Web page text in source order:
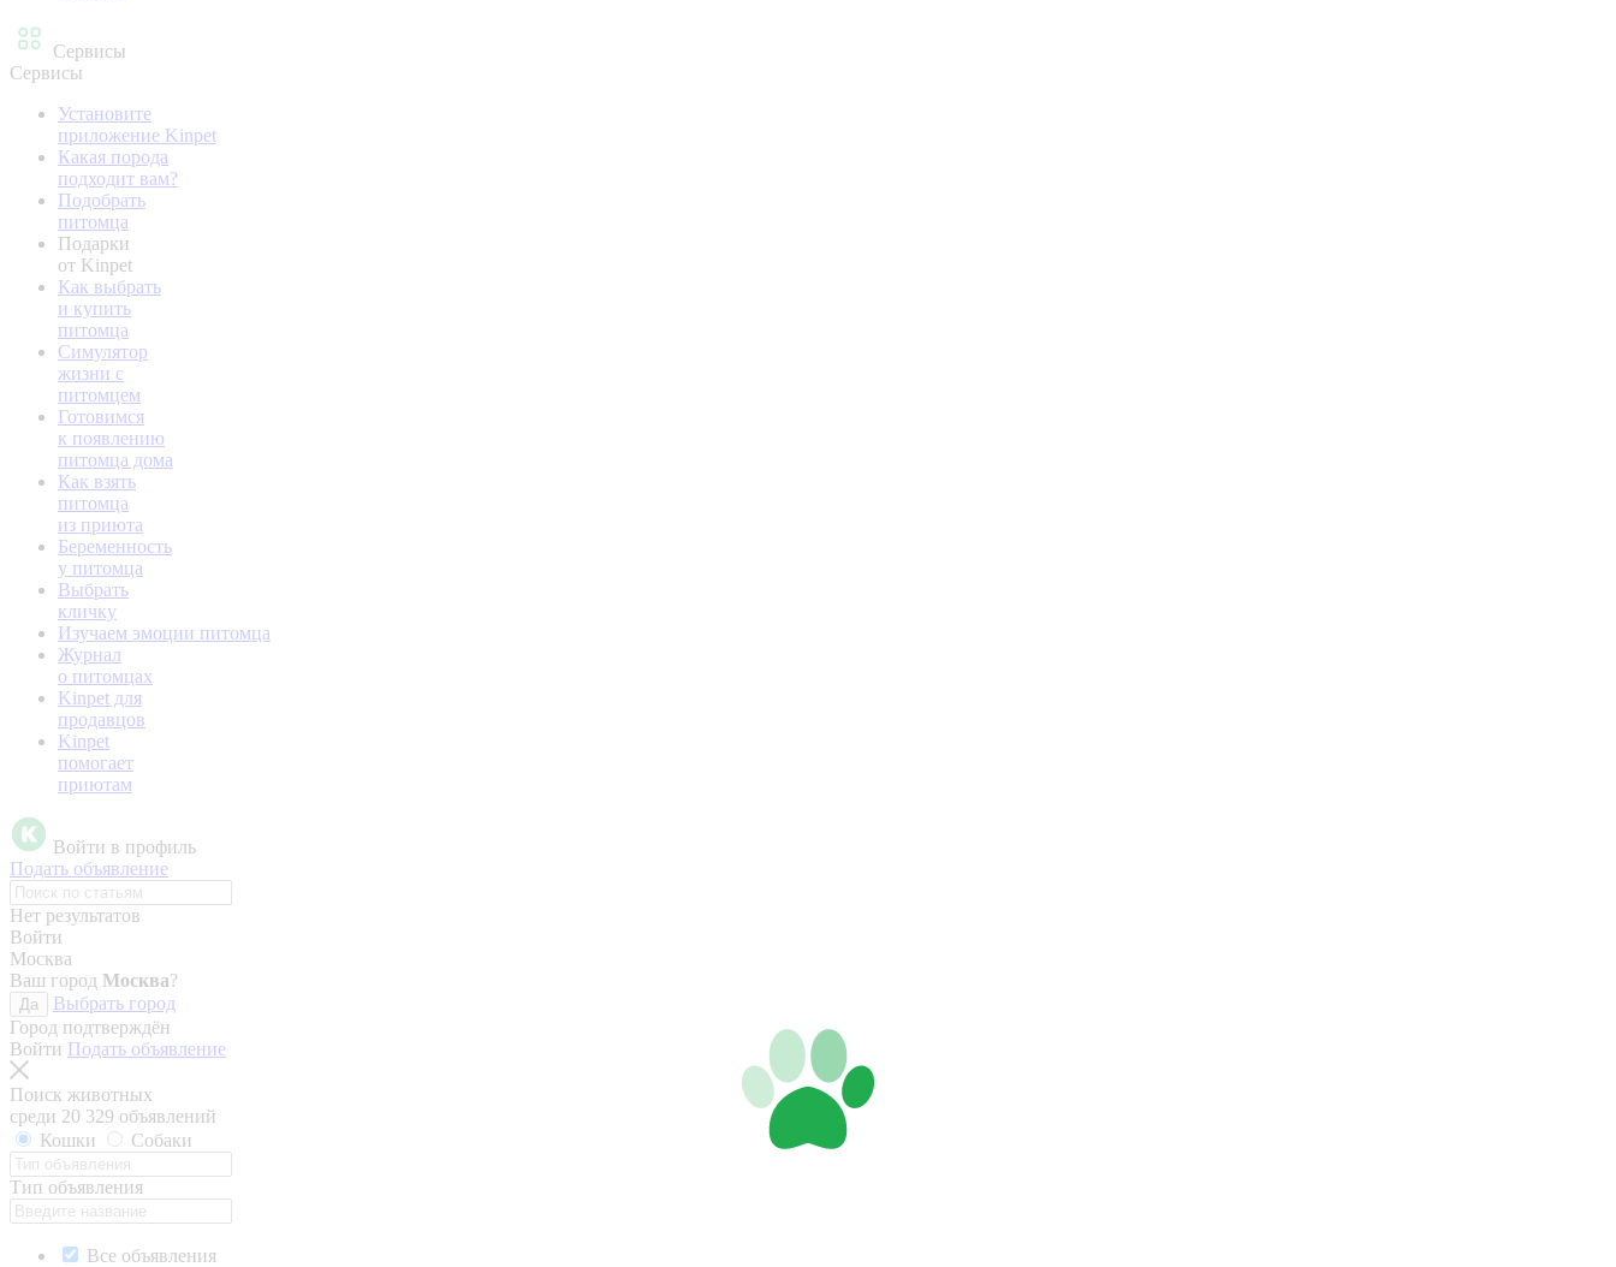
Сервисы
Сервисы
Установите
приложение Kinpet
Какая порода
подходит вам?
Подобрать
питомца
Подарки
от Kinpet
Как выбрать
и купить
питомца
Симулятор
жизни с
питомцем
Готовимся
к появлению
питомца дома
Как взять
питомца
из приюта
Беременность
у питомца
Выбрать
кличку
Изучаем эмоции питомца
Журнал
о питомцах
Kinpet для
продавцов
Kinpet
помогает
приютам
Войти в профиль
Подать объявление
Нет результатов
Войти
Москва
Ваш город Москва?
Да
Выбрать город
Город подтверждён
Войти Подать объявление
Поиск животных
среди 20 329 объявлений
Кошки
Собаки
Тип объявления
Все объявления